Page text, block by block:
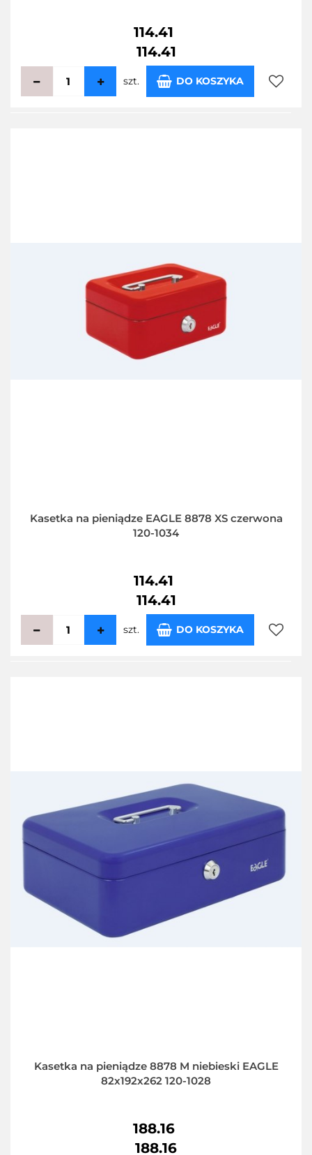
114.41
114.41
szt. DO KOSZYKA
Kasetka na pieniądze EAGLE 8878 XS czerwona
120-1034
114.41
114.41
szt. DO KOSZYKA
Kasetka na pieniądze 8878 M niebieski EAGLE
82x192x262 120-1028
188.16
188.16